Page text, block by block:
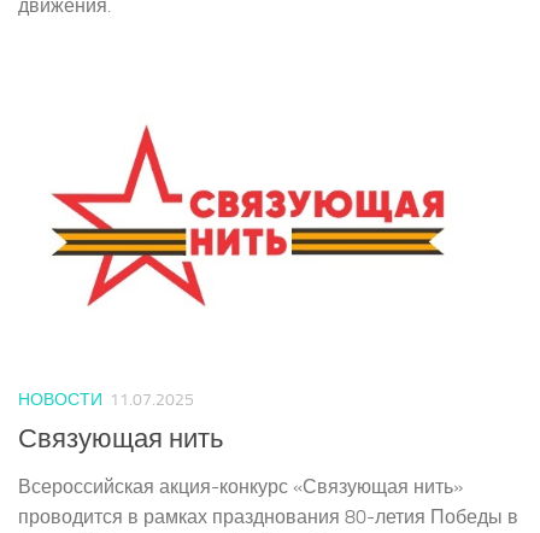
движения.
НОВОСТИ 11.07.2025
Связующая нить
Всероссийская акция-конкурс «Связующая нить»
проводится в рамках празднования 80-летия Победы в